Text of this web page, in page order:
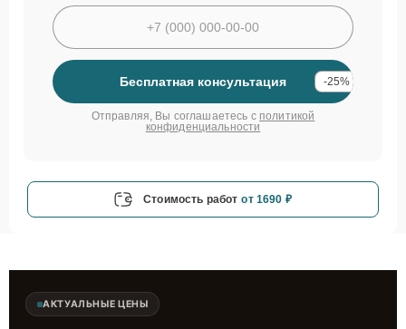
Бесплатная консультация -25%
Отправляя, Вы соглашаетесь с политикой
конфиденциальности
Стоимость работ от 1690 ₽
АКТУАЛЬНЫЕ ЦЕНЫ